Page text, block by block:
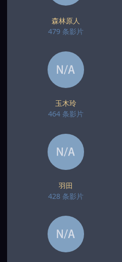
森林原人
479 条影片
玉木玲
464 条影片
羽田
428 条影片